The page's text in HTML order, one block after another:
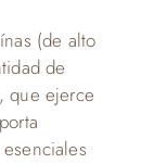
(de alto
de
que ejerce